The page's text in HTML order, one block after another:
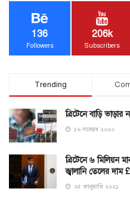
136
Followers
206k
Subscribers
Trending
ব্রিটেনে বাড়ি
১৬ নভেম্বর ২০২০
ব্রিটেনে ৬ মিলিয়ন
জ্বালানি তেলের দাম
২৫ জানুয়ারি ২০২১